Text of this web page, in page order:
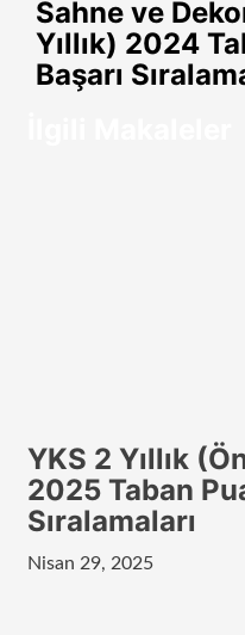
Sahne ve
Yıllık) 2024
Başarı
YKS 2 Yıllık
2025 Taban
Sıralamaları
Nisan 29, 2025